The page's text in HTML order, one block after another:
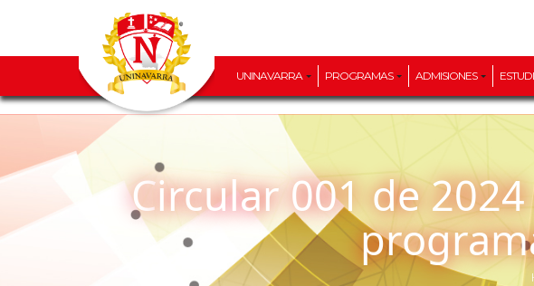
UNINAVARRA PROGRAMAS ADMISIONES
Circular 001 de 2024 – Modalidad de Grado de los